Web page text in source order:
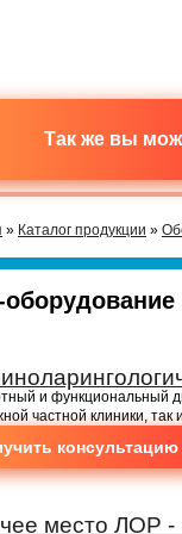
Так же вы
» Каталог продукции »
и функциональный
частной клиники,
консультацию
место ЛОР -